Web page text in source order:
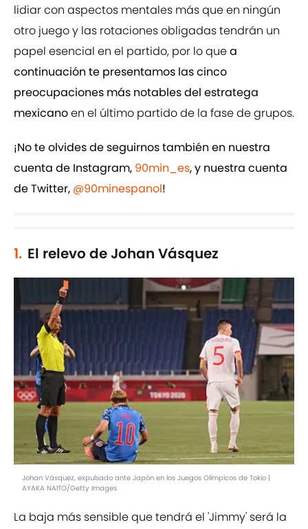
lidiar con aspectos mentales más que en ningún
otro juego y las rotaciones obligadas tendrán un
papel esencial en el partido, por lo quea
continuación te presentamos las cinco
preocupaciones más notables del estratega
mexicanoen el último partido de la fase de grupos.
¡No te olvides de seguirnos también en nuestra
cuenta de Instagram, 90min_es, y nuestra cuenta
de Twitter, @90minespanol!
1. El relevo de Johan Vásquez
Johan Vásquez, expulsado ante Japón en los Juegos Olímpicos de Tokio |
AYAKA NAITO/Getty Images
La baja más sensible que tendrá el 'Jimmy' será la